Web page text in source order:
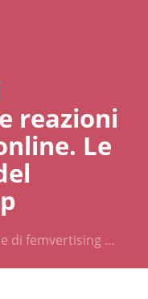
reazioni
Le
di femvertising …